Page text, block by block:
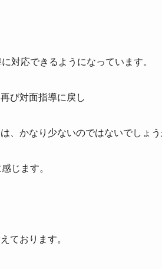
対応できるようになっています。
び対面指導に戻し
、かなり少ないのではないでしょう
じます。
ております。